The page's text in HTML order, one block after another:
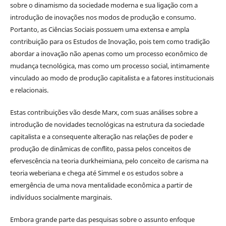
sobre o dinamismo da sociedade moderna e sua ligação com a
introdução de inovações nos modos de produção e consumo.
Portanto, as Ciências Sociais possuem uma extensa e ampla
contribuição para os Estudos de Inovação, pois tem como tradição
abordar a inovação não apenas como um processo econômico de
mudança tecnológica, mas como um processo social, intimamente
vinculado ao modo de produção capitalista e a fatores institucionais
e relacionais.
Estas contribuições vão desde Marx, com suas análises sobre a
introdução de novidades tecnológicas na estrutura da sociedade
capitalista e a consequente alteração nas relações de poder e
produção de dinâmicas de conflito, passa pelos conceitos de
efervescência na teoria durkheimiana, pelo conceito de carisma na
teoria weberiana e chega até Simmel e os estudos sobre a
emergência de uma nova mentalidade econômica a partir de
indivíduos socialmente marginais.
Embora grande parte das pesquisas sobre o assunto enfoque